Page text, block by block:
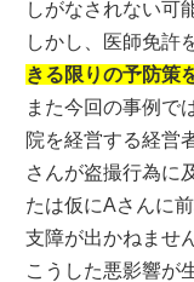
しがなされない可
しかし、医師免許
きる限りの予防策
また今回の事例で
院を経営する経営
さんが盗撮行為に
たは仮にAさんに
支障が出かねませ
こうした悪影響が